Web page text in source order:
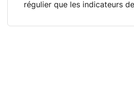
régulier que les indicateurs